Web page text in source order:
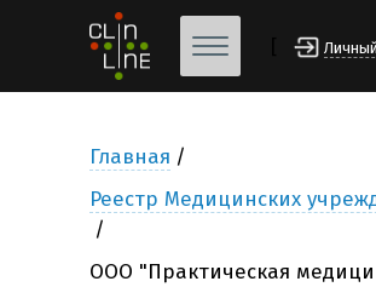
Главная
Реестр Медицинских
ООО "Практическая